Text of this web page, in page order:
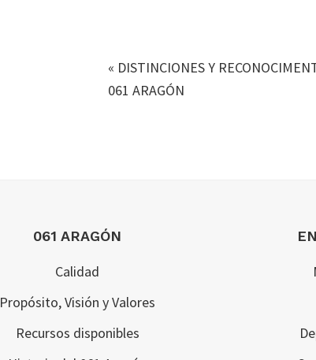
« DISTINCIONES Y
061 ARAGÓN
061 ARAGÓN
Calidad
Propósito, Visión y Valores
Recursos disponibles